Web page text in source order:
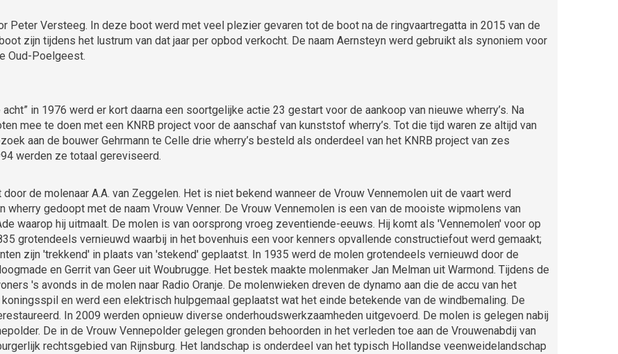
Peter Versteeg. In deze boot werd met veel plezier gevaren tot de boot na de ringvaartregatta in 2015 van de
zijn tijdens het lustrum van dat jaar per opbod verkocht. De naam Aernsteyn werd gebruikt als synoniem voor
Oud-Poelgeest.
in 1976 werd er kort daarna een soortgelijke actie 23 gestart voor de aankoop van nieuwe wherry’s. Na
mee te doen met een KNRB project voor de aanschaf van kunststof wherry’s. Tot die tijd waren ze altijd van
aan de bouwer Gehrmann te Celle drie wherry’s besteld als onderdeel van het KNRB project van zes
werden ze totaal gereviseerd.
de molenaar A.A. van Zeggelen. Het is niet bekend wanneer de Vrouw Vennemolen uit de vaart werd
wherry gedoopt met de naam Vrouw Venner. De Vrouw Vennemolen is een van de mooiste wipmolens van
waarop hij uitmaalt. De molen is van oorsprong vroeg zeventiende-eeuws. Hij komt als 'Vennemolen' voor op
grotendeels vernieuwd waarbij in het bovenhuis een voor kenners opvallende constructiefout werd gemaakt;
zijn 'trekkend' in plaats van 'stekend' geplaatst. In 1935 werd de molen grotendeels vernieuwd door de
en Gerrit van Geer uit Woubrugge. Het bestek maakte molenmaker Jan Melman uit Warmond. Tijdens de
's avonds in de molen naar Radio Oranje. De molenwieken dreven de dynamo aan die de accu van het
en werd een elektrisch hulpgemaal geplaatst wat het einde betekende van de windbemaling. De
In 2009 werden opnieuw diverse onderhoudswerkzaamheden uitgevoerd. De molen is gelegen nabij
De in de Vrouw Vennepolder gelegen gronden behoorden in het verleden toe aan de Vrouwenabdij van
rechtsgebied van Rijnsburg. Het landschap is onderdeel van het typisch Hollandse veenweidelandschap